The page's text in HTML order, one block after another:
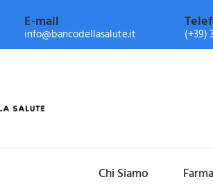
E-mail
info@bancodellasalute.it (+39)
Chi Siamo